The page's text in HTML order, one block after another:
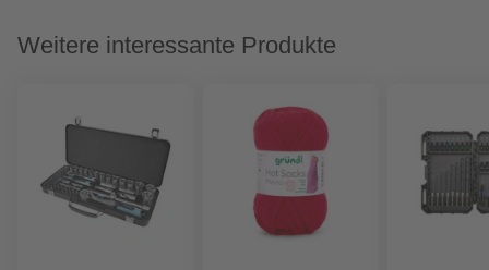
Weitere interessante Produkte